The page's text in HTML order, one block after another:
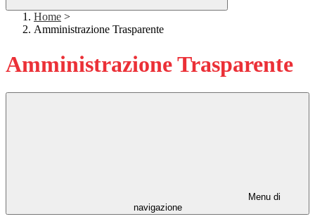
Home >
Amministrazione Trasparente
Amministrazione Trasparente
Menu di
navigazione